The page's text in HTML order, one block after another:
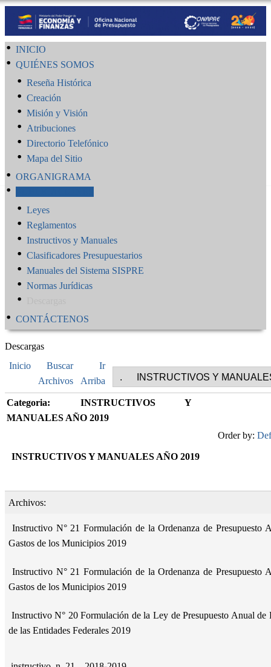
INICIO
QUIÉNES SOMOS
Reseña Histórica
Creación
Misión y Visión
Atribuciones
Directorio Telefónico
Mapa del Sitio
ORGANIGRAMA
Leyes
Reglamentos
Instructivos y Manuales
Clasificadores Presupuestarios
Manuales del Sistema SISPRE
Normas Jurídicas
CONTÁCTENOS
Descargas
Inicio
Buscar
Archivos
Ir
Arriba
Categoria: INSTRUCTIVOS Y
MANUALES AÑO 2019
Order by:
INSTRUCTIVOS Y MANUALES AÑO 2019
Archivos:
Instructivo N° 21 Formulación de la Ordenanza de Presupuesto
Gastos de los Municipios 2019
Instructivo N° 21 Formulación de la Ordenanza de Presupuesto
Gastos de los Municipios 2019
Instructivo N° 20 Formulación de la Ley de Presupuesto Anual de
de las Entidades Federales 2019